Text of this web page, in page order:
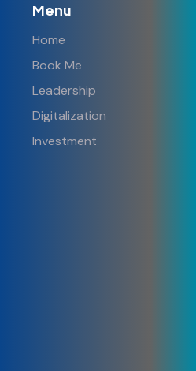
Menu
Home
Book Me
Leadership
Digitalization
Investment